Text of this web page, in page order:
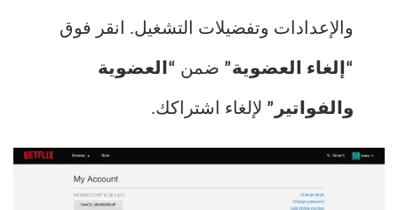
والإعدادات وتفضيلات التشغيل. انقر فوق
“إلغاء العضوية” ضمن “العضوية
والفواتير” لإلغاء اشتراكك.